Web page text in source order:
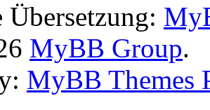
Übersetzung:
MyBB Group.
MyBB Themes